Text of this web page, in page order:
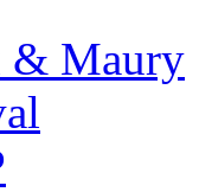
& Maury